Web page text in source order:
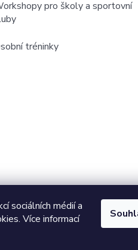
sociálních médií a
Více informací
pro školy a sportovní
tréninky